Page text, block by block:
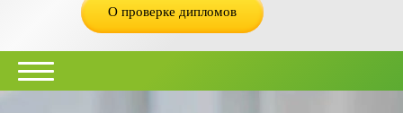
О проверке дипломов